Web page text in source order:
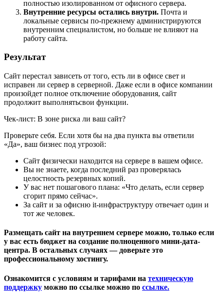
полностью изолированном от офисного сервера.
Внутренние ресурсы остались внутри. Почта и
локальные сервисы по-прежнему администрируются
внутренним специалистом, но больше не влияют на
работу сайта.
Результат
Сайт перестал зависеть от того, есть ли в офисе свет и
исправен ли сервер в серверной. Даже если в офисе компании
произойдет полное отключение оборудования, сайт
продолжит выполнятьсвои функции.
Чек-лист: В зоне риска ли ваш сайт?
Проверьте себя. Если хотя бы на два пункта вы ответили
«Да», ваш бизнес под угрозой:
Сайт физически находится на сервере в вашем офисе.
Вы не знаете, когда последний раз проверялась
целостность резервных копий.
У вас нет пошагового плана: «Что делать, если сервер
сгорит прямо сейчас».
За сайт и за офисню it-инфраструктуру отвечает один и
тот же человек.
Размещать сайт на внутреннем сервере можно, только если
у вас есть бюджет на создание полноценного мини-дата-
центра. В остальных случаях — доверьте это
профессиональному хостингу.
Ознакомится с условиям и тарифами на техническую
поддержку можно по ссылке можно по ссылке.